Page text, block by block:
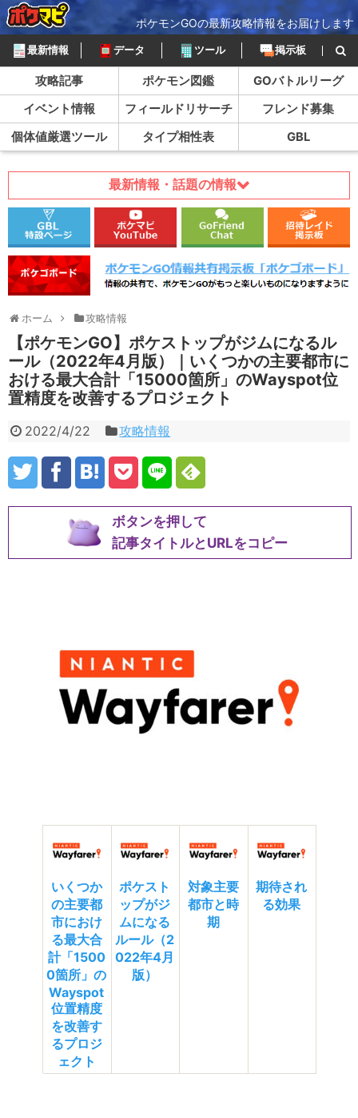
ポケモンGOの最新攻略情報をお届けします
最新情報 データ ツール 掲示板
攻略記事 ポケモン図鑑
GOバトルリーグ
イベント情報
フィールドリサーチ
フレンド募集
個体値厳選ツール
タイプ相性表 GBL
最新情報・話題の情報
ホーム 攻略情報
【ポケモンGO】ポケストップがジムになるル
ール（2022年4月版）｜いくつかの主要都市に
おける最大合計「15000箇所」のWayspot位
置精度を改善するプロジェクト
2022/4/22 攻略情報
ボタンを押して
記事タイトルとURLをコピー
いくつか
の主要都
市におけ
る最大合
計「1500
0箇所」の
Wayspot
位置精度
を改善す
るプロジ
ェクト
ポケスト
ップがジ
ムになる
ルール（2
022年4月
版）
対象主要
都市と時
期
期待され
る効果